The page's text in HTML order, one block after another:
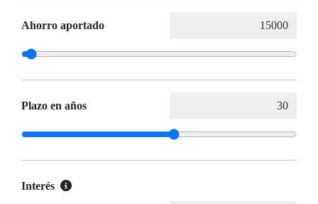
Ahorro aportado
Plazo en años
Interés